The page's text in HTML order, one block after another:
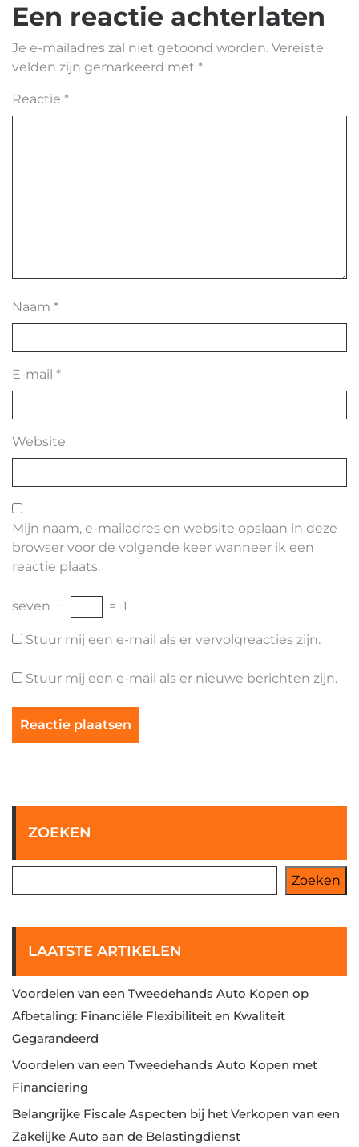
Een reactie achterlaten
Je e-mailadres zal niet getoond worden. Vereiste
velden zijn gemarkeerd met *
Reactie *
Naam *
E-mail *
Website
Mijn naam, e-mailadres en website opslaan in deze
browser voor de volgende keer wanneer ik een
reactie plaats.
seven − = 1
Stuur mij een e-mail als er vervolgreacties zijn.
Stuur mij een e-mail als er nieuwe berichten zijn.
ZOEKEN
Zoeken
LAATSTE ARTIKELEN
Voordelen van een Tweedehands Auto Kopen op
Afbetaling: Financiële Flexibiliteit en Kwaliteit
Gegarandeerd
Voordelen van een Tweedehands Auto Kopen met
Financiering
Belangrijke Fiscale Aspecten bij het Verkopen van een
Zakelijke Auto aan de Belastingdienst